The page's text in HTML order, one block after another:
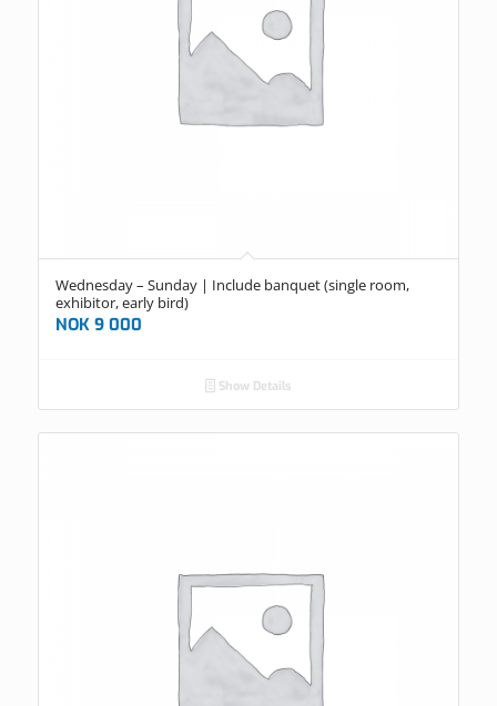
Wednesday – Sunday | Include banquet (single room,
exhibitor, early bird)
NOK9 000
Show Details